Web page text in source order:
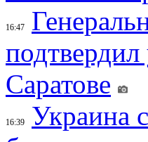
16:47
Саратове
16:39
Украина